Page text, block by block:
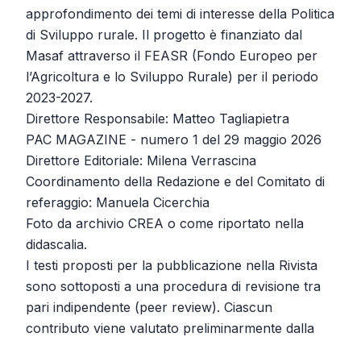
approfondimento dei temi di interesse della Politica
di Sviluppo rurale. Il progetto è finanziato dal
Masaf attraverso il FEASR (Fondo Europeo per
l’Agricoltura e lo Sviluppo Rurale) per il periodo
2023-2027.
Direttore Responsabile: Matteo Tagliapietra
PAC MAGAZINE - numero 1 del 29 maggio 2026
Direttore Editoriale: Milena Verrascina
Coordinamento della Redazione e del Comitato di
referaggio: Manuela Cicerchia
Foto da archivio CREA o come riportato nella
didascalia.
I testi proposti per la pubblicazione nella Rivista
sono sottoposti a una procedura di revisione tra
pari indipendente (peer review). Ciascun
contributo viene valutato preliminarmente dalla